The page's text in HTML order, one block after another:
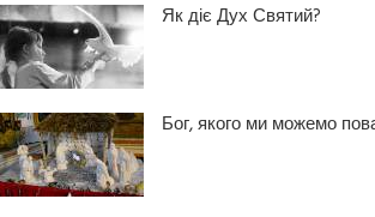
Як діє Дух Святий?
Бог, якого ми можемо